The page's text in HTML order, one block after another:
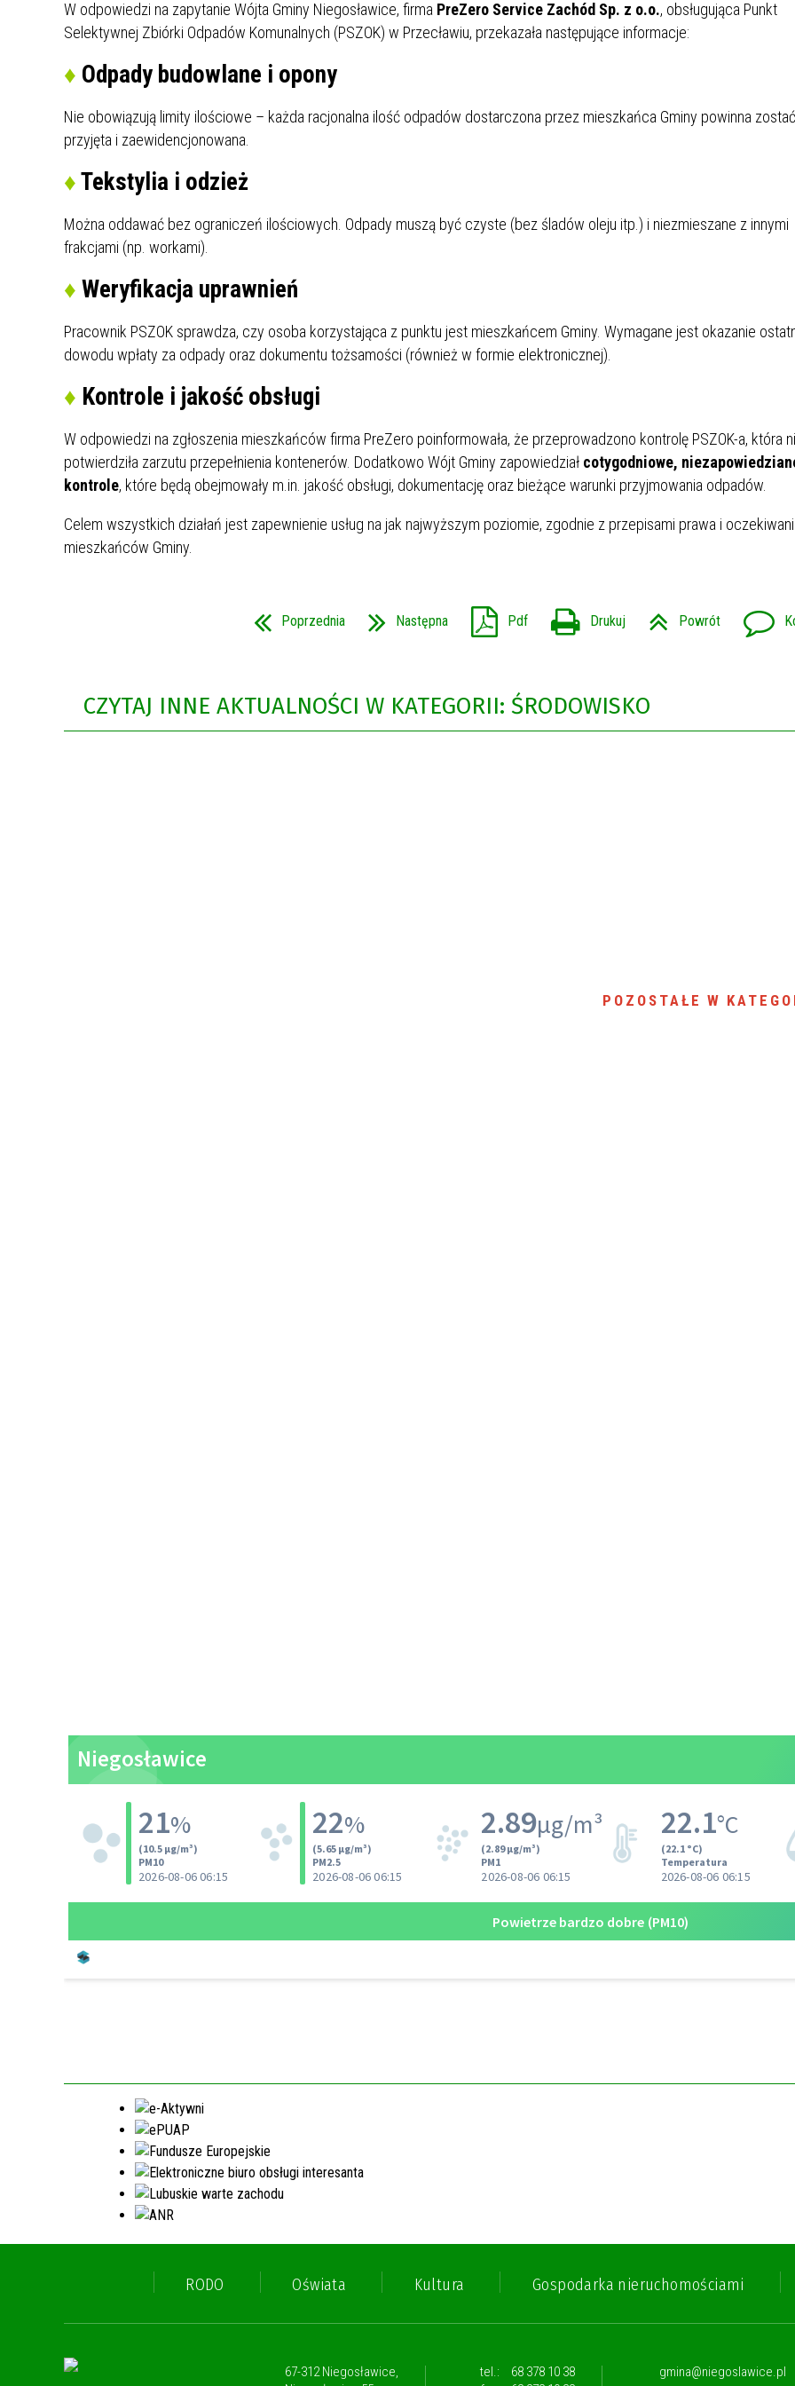
Rok 2021
Rok 2020
W odpowiedzi na zapytanie Wójta Gminy Niegosławice, firma PreZero Service Zachód Sp. z o.o., obsługująca Punkt
Selektywnej Zbiórki Odpadów Komunalnych (PSZOK) w Przecławiu, przekazała następujące informacje:
♦ Odpady budowlane i opony
Nie obowiązują limity ilościowe – każda racjonalna ilość odpadów dostarczona przez mieszkańca Gminy powinna zostać
przyjęta i zaewidencjonowana.
♦Tekstylia i odzież
Można oddawać bez ograniczeń ilościowych. Odpady muszą być czyste (bez śladów oleju itp.) i niezmieszane z innymi
frakcjami (np. workami).
♦ Weryfikacja uprawnień
Pracownik PSZOK sprawdza, czy osoba korzystająca z punktu jest mieszkańcem Gminy. Wymagane jest okazanie
dowodu wpłaty za odpady oraz dokumentu tożsamości (również w formie elektronicznej).
♦ Kontrole i jakość obsługi
W odpowiedzi na zgłoszenia mieszkańców firma PreZero poinformowała, że przeprowadzono kontrolę PSZOK-a, która
potwierdziła zarzutu przepełnienia kontenerów. Dodatkowo Wójt Gminy zapowiedział cotygodniowe,
kontrole, które będą obejmowały m.in. jakość obsługi, dokumentację oraz bieżące warunki przyjmowania odpadów.
Celem wszystkich działań jest zapewnienie usług na jak najwyższym poziomie, zgodnie z przepisami prawa i
mieszkańców Gminy.
Poprzednia Następna Pdf Drukuj Powrót
CZYTAJ INNE AKTUALNOŚCI W KATEGORII: ŚRODOWISKO
POZOSTAŁE W
RODO Oświata Kultura Gospodarka nieruchomościami
67-312 Niegosławice,
tel.:
68 378 10 38
gmina@niegoslawice.pl